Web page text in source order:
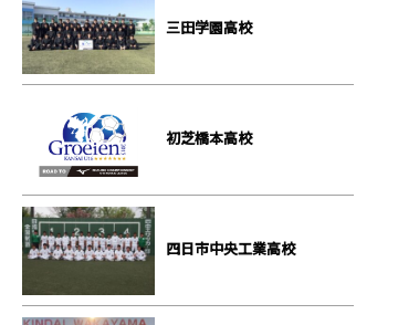
三田学園高校
初芝橋本高校
四日市中央工業高校